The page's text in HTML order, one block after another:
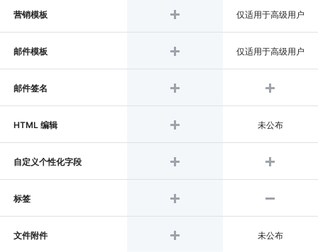
营销模板 仅适用于高级用户
邮件模板 仅适用于高级用户
邮件签名
HTML 编辑 未公布
自定义个性化字段
标签
文件附件 未公布